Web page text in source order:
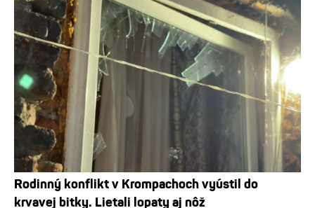
Rodinný konflikt v Krompachoch vyústil do
krvavej bitky. Lietali lopaty aj nôž